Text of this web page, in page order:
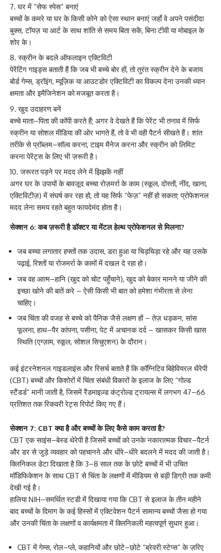
घर में “सेफ स्पेस” बनाएं
बच्चों के कमरे या घर के किसी कोने को ऐसा स्थान बनाएं जहाँ वे अपने पसंदीदा
बुक्स, टॉयज़ या आर्ट के साथ शांति से समय बिता सकें, बिना टीवी या मोबाइल के
शोर के।
स्क्रीन के बदले ऑफलाइन एक्टिविटी
पेरेंटिंग गाइड्स बताती हैं कि जब भी बच्चे बोर हों, तो तुरंत स्क्रीन देने के बजाय
बोर्ड गेम्स, ड्रॉइंग, म्यूज़िक या आउटडोर एक्टिविटी का विकल्प देना उनकी ध्यान
क्षमता और इमैजिनेशन को मजबूत करता है।
खुद उदाहरण बनें
बच्चे माता–पिता की कॉपी करते हैं; अगर वे देखते हैं कि पेरेंट भी तनाव में सिर्फ
स्क्रीन या सोशल मीडिया की ओर भागते हैं, तो वे भी वही पैटर्न सीखते हैं। शांत
तरीके से प्रॉब्लम–सॉल्व करना, टाइम मैनेज करना और स्क्रीन को लिमिट
करना पेरेंट्स के लिए भी ज़रूरी है।
जरूरत पड़ने पर मदद लेने में झिझकें नहीं
अगर घर के उपायों के बावजूद बच्चा रोज़मर्रा के काम (स्कूल, दोस्तों, नींद, खाना,
एक्टिविटीज़) में संघर्ष कर रहा हो, तो यह सिर्फ “फेज़” नहीं हो सकता; प्रोफेशनल
मदद लेना समय रहते बहुत फायदेमंद होता है।
सेक्शन 6: कब ज़रूरी है डॉक्टर या मेंटल हेल्थ प्रोफेशनल से मिलना?
जब बच्चा लगातार हफ्तों तक उदास, डरा हुआ या चिड़चिड़ा रहे और यह उसके
पढ़ाई, रिश्तों या रोजमर्रा के कामों में दखल दे रहा हो।
जब वह आत्म–हानि (खुद को चोट पहुँचाने), खुद को बेकार मानने या जीने की
इच्छा खोने की बातें करे – ऐसी किसी भी बात को हमेशा गंभीरता से लेना
चाहिए।
जब चिंता की वजह से बच्चे को पैनिक जैसे लक्षण हों – तेज़ धड़कन, सांस
फूलना, हाथ–पैर कांपना, पसीना, पेट में अचानक दर्द – खासकर किसी खास
स्थिति (एग्ज़ाम, स्कूल, सोशल सिचुएशन) के दौरान।
कई इंटरनेशनल गाइडलाइंस और रिसर्च बताते हैं कि कॉग्निटिव बिहेवियरल थैरेपी
(CBT) बच्चों और किशोरों में चिंता संबंधी विकारों के इलाज के लिए “गोल्ड
स्टैंडर्ड” मानी जाती है, जिसमें रैंडमाइज़्ड कंट्रोल्ड ट्रायल्स में लगभग 47–66
प्रतिशत तक रिकवरी रेट्स रिपोर्ट किए गए हैं।
सेक्शन 7: CBT क्या है और बच्चों के लिए कैसे काम करता है?
CBT एक साइंस–बेस्ड थेरेपी है जिसमें बच्चों को उनके नकारात्मक विचार–पैटर्न
और डर से जुड़े व्यवहार को पहचानने और धीरे–धीरे बदलने में मदद की जाती है।
क्लिनिकल डेटा दिखाता है कि 3–8 साल तक के छोटे बच्चों में भी उचित
मॉडिफिकेशन के साथ CBT से चिंता के लक्षणों में मीडियम से बड़ी डिग्री तक कमी
देखी गई है।
हालिया NIH–समर्थित स्टडी में दिखाया गया कि CBT से इलाज के तीन महीने
बाद बच्चों के दिमाग के कई हिस्सों में एक्टिवेशन पैटर्न सामान्य बच्चों जैसा हो गया
और उनकी चिंता के लक्षणों व कार्यक्षमता में क्लिनिकली महत्वपूर्ण सुधार हुआ।
CBT में गेम्स, रोल–प्ले, कहानियों और छोटे–छोटे “ब्रेवरी स्टेप्स” के ज़रिए